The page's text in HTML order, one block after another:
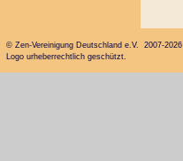
© Zen-Vereinigung Deutschland e.V. 2007-2026
Logo urheberrechtlich geschützt.